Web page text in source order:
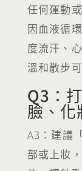
任何運動
因血液循
度流汗、
溫和散步
Q3：
臉、化
A3：建議
部或上妝